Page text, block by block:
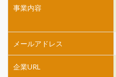
事業内容
メールアドレス
企業URL